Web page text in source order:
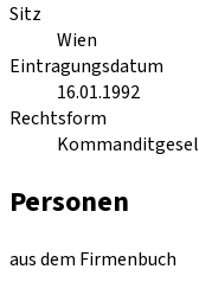
Sitz
Wien
Eintragungsdatum
16.01.1992
Rechtsform
Personen
aus dem Firmenbuch